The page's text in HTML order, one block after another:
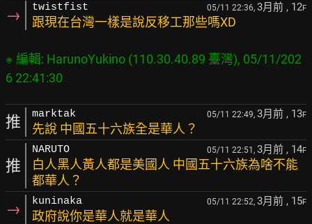
→ twistfist 05/11 22:36, 3月前 , 12F
跟現在台灣一樣是說反移工那些嗎XD
※ 編輯: HarunoYukino (110.30.40.89 臺灣), 05/11/202
推 marktak 05/11 22:49, 3月前 , 13F
先說 中國五十六族全是華人？
推
NARUTO 05/11 22:51, 3月前 , 14F
白人黑人黃人都是美國人 中國五十六族為啥不能
都華人？
→ kuninaka 05/11 22:52, 3月前 , 15F
政府說你是華人就是華人